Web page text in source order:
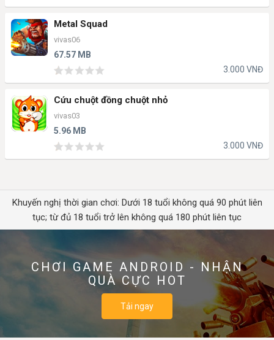
Metal Squad
vivas06
67.57 MB
3.000 VNĐ
Cứu chuột đồng chuột nhỏ
vivas03
5.96 MB
3.000 VNĐ
Khuyến nghị thời gian chơi: Dưới 18 tuổi không quá 90 phút liên
tục; từ đủ 18 tuổi trở lên không quá 180 phút liên tục
CHƠI GAME ANDROID - NHẬN
QUÀ CỰC HOT
Tải ngay